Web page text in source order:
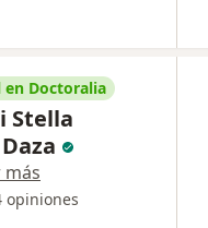
Doctoralia
Stella
más
opiniones